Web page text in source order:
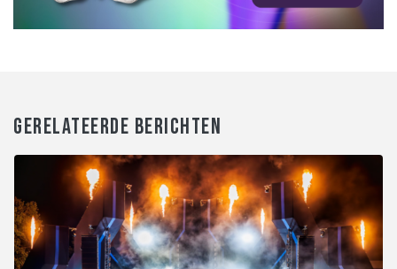
GERELATEERDE BERICHTEN